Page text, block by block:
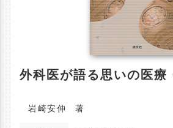
外科医が語る思いの医療
岩崎安伸 著